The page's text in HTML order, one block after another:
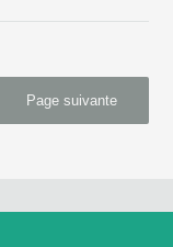
Page suivante